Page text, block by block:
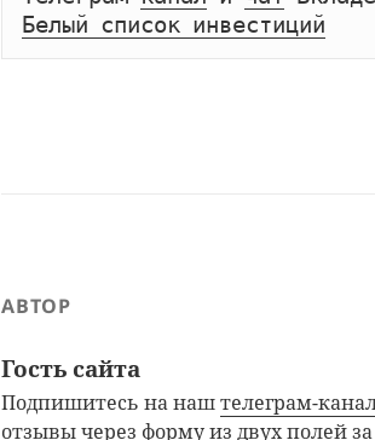
Белый список инвестиций
АВТОР
Гость сайта
Подпишитесь на наштелеграм-
отзывы через форму из двух полей